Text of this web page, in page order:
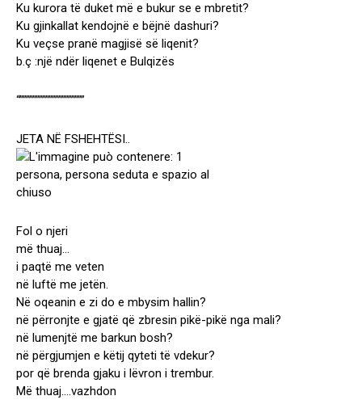
Ku kurora të duket më e bukur se e mbretit?
Ku gjinkallat kendojnë e bëjnë dashuri?
Ku veçse pranë magjisë së liqenit?
b.ç :një ndër liqenet e Bulqizës
“””””””””””””””””””””
JETA NË FSHEHTËSI..
Fol o njeri
më thuaj…
i paqtë me veten
në luftë me jetën.
Në oqeanin e zi do e mbysim hallin?
në përronjte e gjatë që zbresin pikë-pikë nga mali?
në lumenjtë me barkun bosh?
në përgjumjen e këtij qyteti të vdekur?
por që brenda gjaku i lëvron i trembur.
Më thuaj….vazhdon